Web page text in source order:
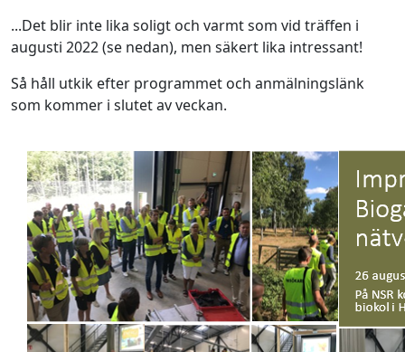
...Det blir inte lika soligt och varmt som vid träffen i
augusti 2022 (se nedan), men säkert lika intressant!
Så håll utkik efter programmet och anmälningslänk
som kommer i slutet av veckan.